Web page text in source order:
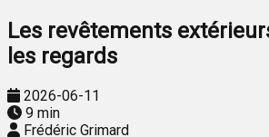
Les revêtements
les regards
2026-06-11
9 min
Frédéric Grimard